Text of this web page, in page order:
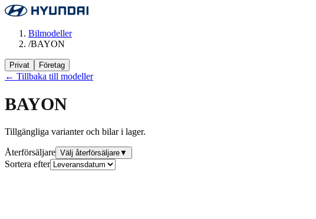
Bilmodeller
/BAYON
Privat Företag
← Tillbaka till modeller
BAYON
Tillgängliga varianter och bilar i lager.
Återförsäljare Välj återförsäljare▼
Sortera efter